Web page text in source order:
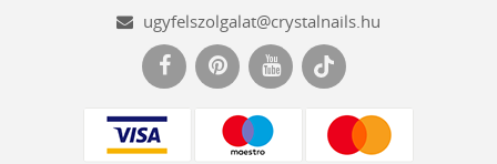
ugyfelszolgalat@crystalnails.hu